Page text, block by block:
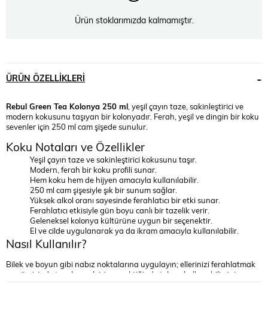
Ürün stoklarımızda kalmamıştır.
ÜRÜN ÖZELLIKLERI
Rebul Green Tea Kolonya 250 ml , yeşil çayın taze, sakinleştirici ve
modern kokusunu taşıyan bir kolonyadır. Ferah, yeşil ve dingin bir koku
sevenler için 250 ml cam şişede sunulur.
Koku Notaları ve Özellikler
Yeşil çayın taze ve sakinleştirici kokusunu taşır.
Modern, ferah bir koku profili sunar.
Hem koku hem de hijyen amacıyla kullanılabilir.
250 ml cam şişesiyle şık bir sunum sağlar.
Yüksek alkol oranı sayesinde ferahlatıcı bir etki sunar.
Ferahlatıcı etkisiyle gün boyu canlı bir tazelik verir.
Geleneksel kolonya kültürüne uygun bir seçenektir.
El ve cilde uygulanarak ya da ikram amacıyla kullanılabilir.
Nasıl Kullanılır?
Bilek ve boyun gibi nabız noktalarına uygulayın; ellerinizi ferahlatmak
ve gün içinde tazelenmek için gerektiğinde tekrar kullanabilirsiniz.